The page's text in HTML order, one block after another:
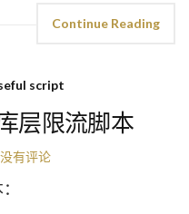
Continue Reading
script
层限流脚本
没有评论